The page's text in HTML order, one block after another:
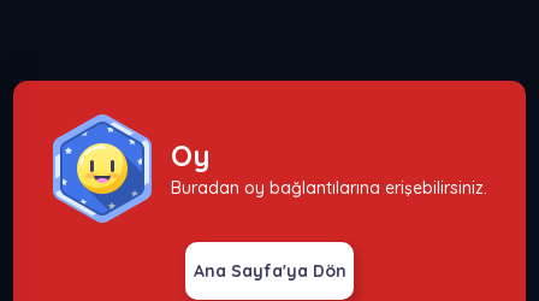
Oy
Buradan oy bağlantılarına erişebilirsiniz.
Ana Sayfa'ya Dön